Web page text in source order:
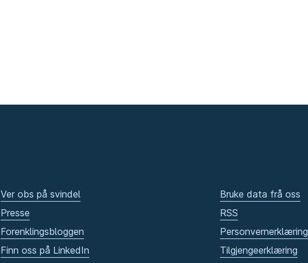
Ver obs på svindel
Presse
Forenklingsbloggen
Finn oss på LinkedIn
Bruke data frå oss
RSS
Personvernerklæring
Tilgjengeerklæring